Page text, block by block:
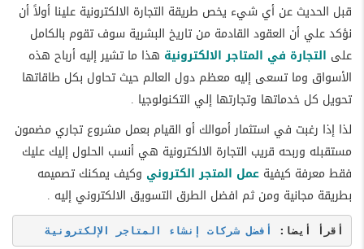
قبل الحديث عن أي شيء يخص طريقة التجارة الالكترونية علينا أولاً أن
نؤكد علي أن العقود القادمة من تاريخ البشرية سوف تقوم بالكامل
على التجارة في المتاجر الالكترونية هذا ما تشير إليه أرباح هذه
الأسواق وما تسعى إليه معظم دول العالم حيث تحاول بكل طاقاتها
تحويل كل خدماتها وتجارتها إلي التكنولوجيا .
لذا إذا رغبت في استثمار أموالك أو القيام بعمل مشروع تجاري مضمون
مستقبله وربحه قريب التجارة الالكترونية هي أنسب الحلول إليك عليك
فقط معرفة كيفية عمل المتجر الكتروني وكيف يمكنك تصميمه
بطريقة مجانية ومن ثم افضل الطرق التسويق الالكتروني إليه .
أقرأ أيضا: أفضل شركات إنشاء المتاجر الإلكترونية